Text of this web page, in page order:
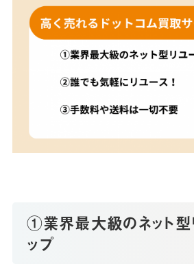
①業界最大級のネット型
ップ